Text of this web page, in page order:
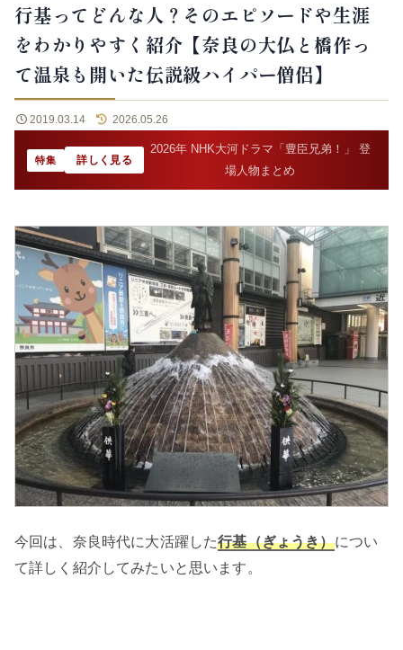
行基ってどんな人？そのエピソードや生涯
をわかりやすく紹介【奈良の大仏と橋作っ
て温泉も開いた伝説級ハイパー僧侶】
2019.03.14 2026.05.26
特集 詳しく見る
2026年 NHK大河ドラマ「豊臣兄弟！」 登
場人物まとめ
今回は、奈良時代に大活躍した行基（ぎょうき）につい
て詳しく紹介してみたいと思います。